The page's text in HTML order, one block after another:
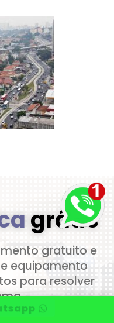
grátis
gratuito e
equipamento
para resolver